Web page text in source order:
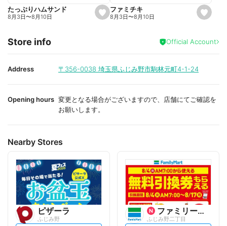
e
e
s
e
i
t
たっぷりハムサンド
8月3日〜8月10日
s
e
a
ファミチキ
8月3日〜8月10日
Store info Official Account
Address 〒356-0038 埼玉県ふじみ野市駒林元町4-1-24
Opening hours 変更となる場合がございますので、店舗にてご確認を
お願いします。
Nearby Stores
ピザーラ
ふじみ野
ファミリーマート
ふじみ野二丁目